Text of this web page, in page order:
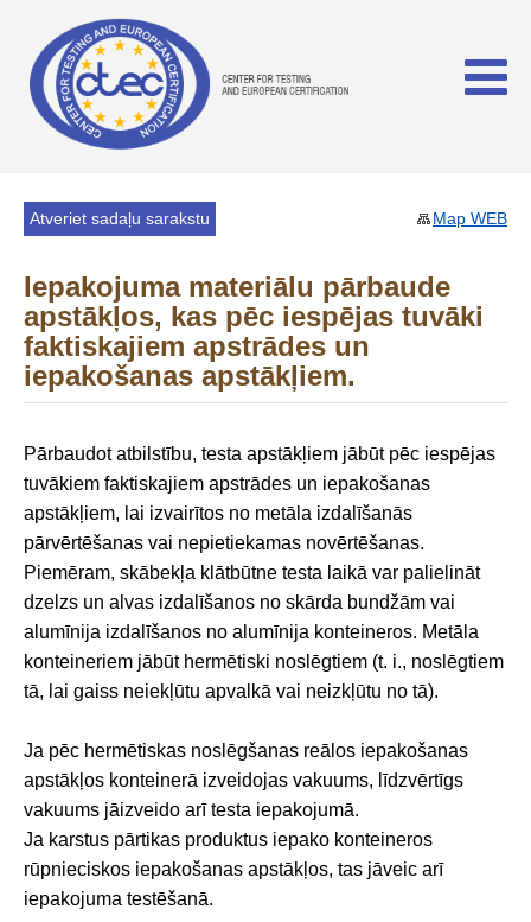
Map WEB
Atveriet sadaļu sarakstu
Iepakojuma materiālu pārbaude
apstākļos, kas pēc iespējas tuvāki
faktiskajiem apstrādes un
iepakošanas apstākļiem.
Pārbaudot atbilstību, testa apstākļiem jābūt pēc iespējas
tuvākiem faktiskajiem apstrādes un iepakošanas
apstākļiem, lai izvairītos no metāla izdalīšanās
pārvērtēšanas vai nepietiekamas novērtēšanas.
Piemēram, skābekļa klātbūtne testa laikā var palielināt
dzelzs un alvas izdalīšanos no skārda bundžām vai
alumīnija izdalīšanos no alumīnija konteineros. Metāla
konteineriem jābūt hermētiski noslēgtiem (t. i., noslēgtiem
tā, lai gaiss neiekļūtu apvalkā vai neizkļūtu no tā).
Ja pēc hermētiskas noslēgšanas reālos iepakošanas
apstākļos konteinerā izveidojas vakuums, līdzvērtīgs
vakuums jāizveido arī testa iepakojumā.
Ja karstus pārtikas produktus iepako konteineros
rūpnieciskos iepakošanas apstākļos, tas jāveic arī
iepakojuma testēšanā.